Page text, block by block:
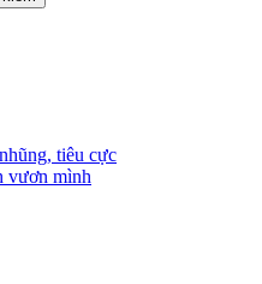
tiêu cực
vươn mình